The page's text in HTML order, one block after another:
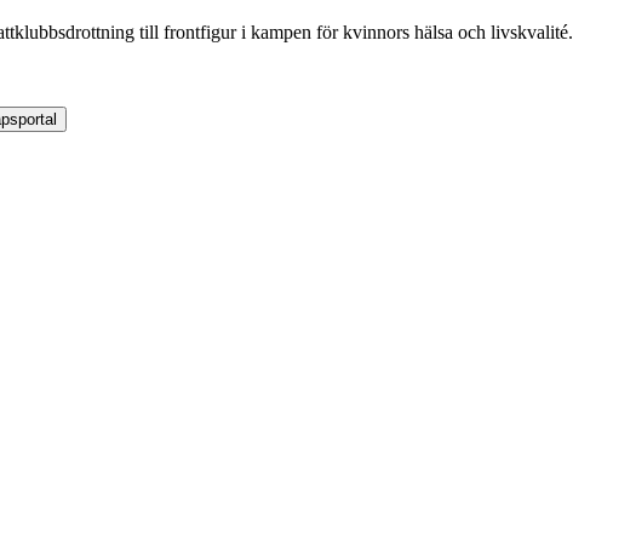
till frontfigur i kampen för kvinnors hälsa och livskvalité.